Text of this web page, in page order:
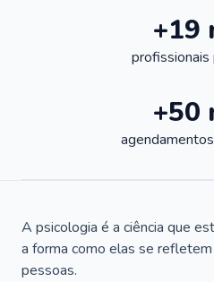
+19
profissionais
+50
A psicologia é a ciência que
a forma como elas se
pessoas.